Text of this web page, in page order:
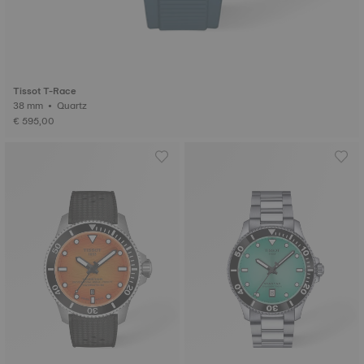
Tissot T-Race
38 mm • Quartz
€ 595,00